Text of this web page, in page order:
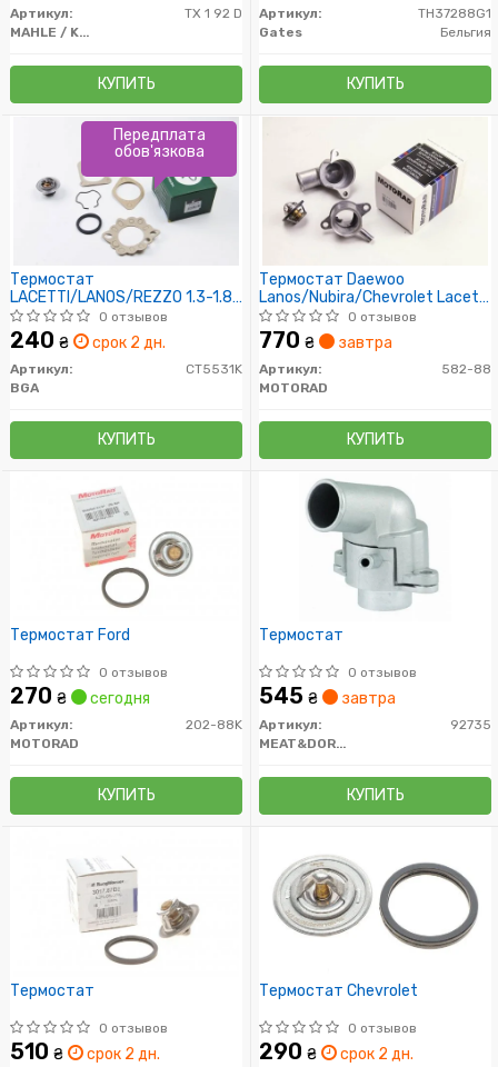
Артикул:
TX 1 92 D
MAHLE / KNECHT
КУПИТЬ
Артикул:
TH37288G1
Gates
Бельгия
КУПИТЬ
Термостат
LACETTI/LANOS/REZZO 1.3-1.8
97-
0 отзывов
240 ₴ срок 2 дн.
Артикул:
CT5531K
BGA
КУПИТЬ
Передплата
обов'язкова
Термостат Daewoo
Lanos/Nubira/Chevrolet Lacetti
1.4/1.6/1.8i 97- (88C)
0 отзывов
770 ₴ завтра
Артикул:
582-88
MOTORAD
КУПИТЬ
Термостат Ford
0 отзывов
270 ₴ сегодня
Артикул:
202-88K
MOTORAD
КУПИТЬ
Термостат
0 отзывов
545 ₴ завтра
Артикул:
92735
MEAT&DORIA
КУПИТЬ
Термостат
0 отзывов
510 ₴ срок 2 дн.
Термостат Chevrolet
0 отзывов
290 ₴ срок 2 дн.